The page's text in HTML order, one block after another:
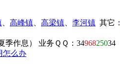
高峰镇 高梁镇 李河镇 其它：
季作息） 业务ＱＱ：3496825034
怎么办